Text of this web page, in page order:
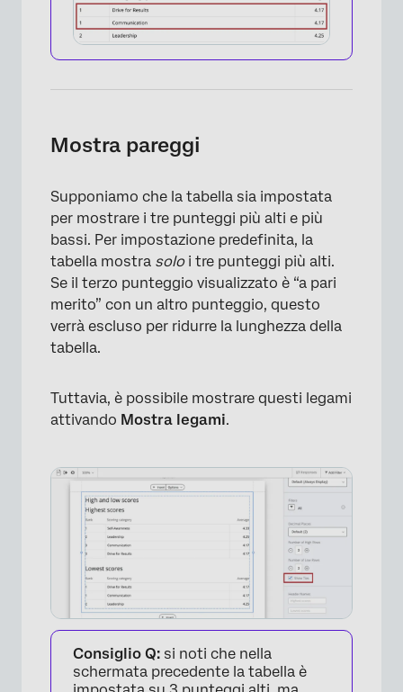
×
×
Mostra pareggi
Supponiamo che la tabella sia impostata
per mostrare i tre punteggi più alti e più
bassi. Per impostazione predefinita, la
tabella mostra soloi tre punteggi più alti.
Se il terzo punteggio visualizzato è “a pari
merito” con un altro punteggio, questo
verrà escluso per ridurre la lunghezza della
tabella.
Tuttavia, è possibile mostrare questi legami
attivando Mostra legami.
Consiglio Q: si noti che nella
schermata precedente la tabella è